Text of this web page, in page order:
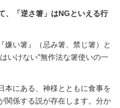
、「逆さ箸」はNGといえる行
嫌い箸』（忌み箸、禁じ箸）と
いけない”無作法な箸使いの一
本にある、神様とともに食事を
関係する説が存在します。分か